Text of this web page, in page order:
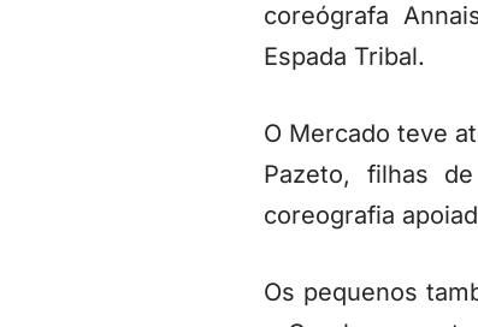
coreógrafa
Espada Tribal.
O Mercado teve
Pazeto, filhas
coreografia
Os pequenos